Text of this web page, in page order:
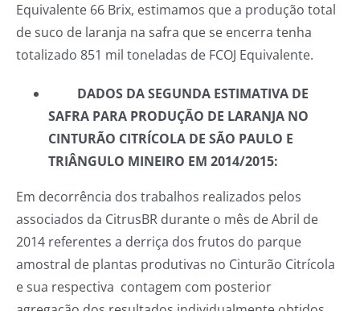
Equivalente 66 Brix, estimamos que a produção total
de suco de laranja na safra que se encerra tenha
totalizado 851 mil toneladas de FCOJ Equivalente.
DADOS DA SEGUNDA ESTIMATIVA DE
SAFRA PARA PRODUÇÃO DE LARANJA NO
CINTURÃO CITRÍCOLA DE SÃO PAULO E
TRIÂNGULO MINEIRO EM 2014/2015:
Em decorrência dos trabalhos realizados pelos
associados da CitrusBR durante o mês de Abril de
2014 referentes a derriça dos frutos do parque
amostral de plantas produtivas no Cinturão Citrícola
e sua respectiva contagem com posterior